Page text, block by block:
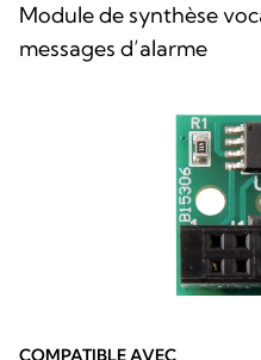
Module de synthèse
messages d’alarme
COMPATIBLE AVEC